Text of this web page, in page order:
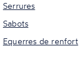
Serrures
Sabots
Equerres de renfort